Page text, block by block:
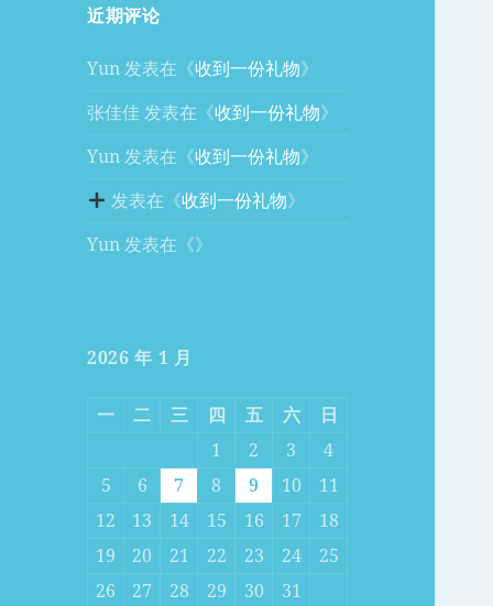
近期评论
Yun发表在《收到一份礼物》
张佳佳 发表在《收到一份礼物》
Yun发表在《收到一份礼物》
发表在《收到一份礼物》
Yun发表在《》
2026 年 1 月
一 二 三 四 五 六
日
1
2 3
4
5
6 7 8 9 10
11
12
13 14 15 16 17
18
19
20 21 22 23 24
25
26
27 28 29 30
31